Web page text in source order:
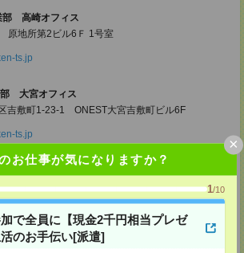
お仕事が気になりますか？
1/10
で全員に【現金2千円相当プレゼ
のお手伝い[派遣]
×
部 高崎オフィス
地所第2ビル6Ｆ 1号室
ts.jp
部 大宮オフィス
吉敷町1-23-1 ONEST大宮吉敷町ビル6F
ts.jp
見2-15-11 IMI千葉富士見ビル6F
ts.jp
柏オフィス